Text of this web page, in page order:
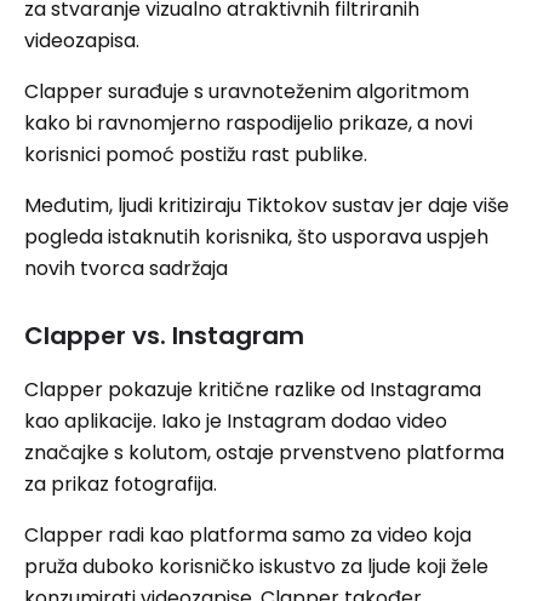
za stvaranje vizualno atraktivnih filtriranih
videozapisa.
Clapper surađuje s uravnoteženim algoritmom
kako bi ravnomjerno raspodijelio prikaze, a novi
korisnici pomoć postižu rast publike.
Međutim, ljudi kritiziraju Tiktokov sustav jer daje više
pogleda istaknutih korisnika, što usporava uspjeh
novih tvorca sadržaja
Clapper vs. Instagram
Clapper pokazuje kritične razlike od Instagrama
kao aplikacije. Iako je Instagram dodao video
značajke s kolutom, ostaje prvenstveno platforma
za prikaz fotografija.
Clapper radi kao platforma samo za video koja
pruža duboko korisničko iskustvo za ljude koji žele